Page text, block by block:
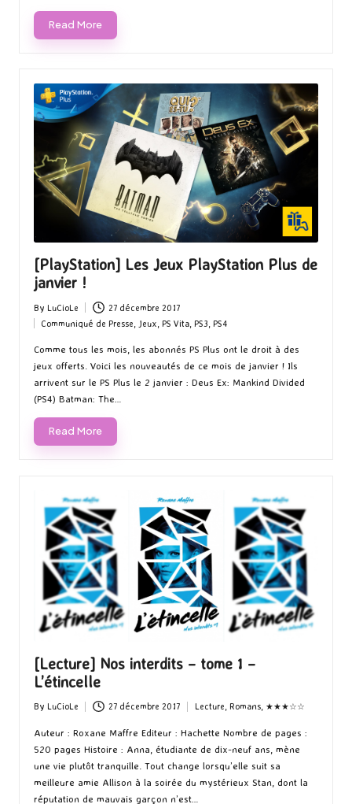
Read More
[PlayStation] Les Jeux PlayStation Plus de
janvier !
Posted
by
By LuCioLe 27 décembre 2017
Posted
in
Communiqué de Presse Jeux PS Vita PS3 PS4
Comme tous les mois, les abonnés PS Plus ont le droit à des
jeux offerts. Voici les nouveautés de ce mois de janvier ! Ils
arrivent sur le PS Plus le 2 janvier : Deus Ex: Mankind Divided
(PS4) Batman: The…
Read More
[Lecture] Nos interdits – tome 1 –
L’étincelle
Posted
by
By LuCioLe 27 décembre 2017
in
Lecture, Romans, ★★★☆☆
Auteur : Roxane Maffre Editeur : Hachette Nombre de pages :
520 pages Histoire : Anna, étudiante de dix-neuf ans, mène
une vie plutôt tranquille. Tout change lorsqu’elle suit sa
meilleure amie Allison à la soirée du mystérieux Stan, dont la
réputation de mauvais garçon n’est…